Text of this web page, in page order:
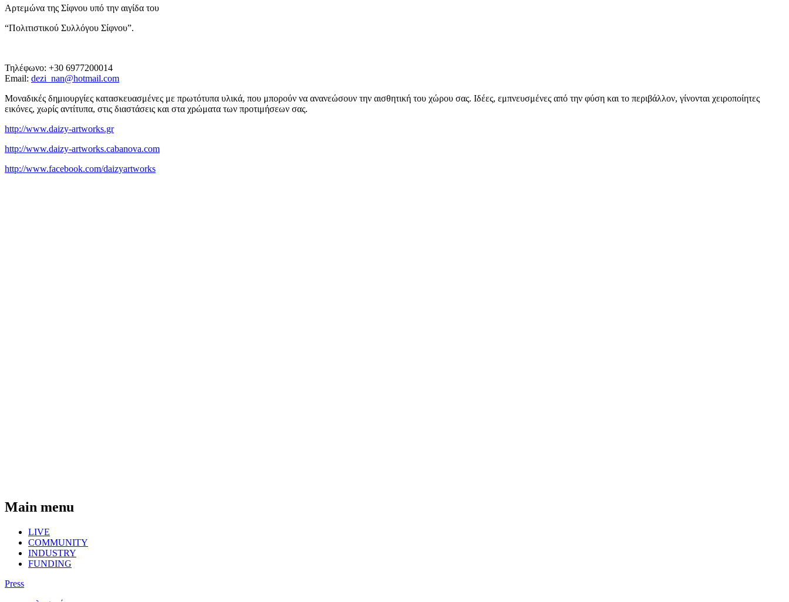
Αρτεμώνα της Σίφνου υπό την αιγίδα του
“Πολιτιστικού Συλλόγου Σίφνου”.
Τηλέφωνο: +30 6977200014
Email: dezi_nan@hotmail.com
Mοναδικές δημιουργίες κατασκευασμένες με πρωτότυπα υλικά, που μπορούν να ανανεώσουν την αισθητική του χώρου σας. Ιδέες, εμπνευσμένες από την φύση και το περιβάλλον, γίνονται χειροποίητες
εικόνες, χωρίς αντίτυπα, στις διαστάσεις και στα χρώματα των προτιμήσεων σας.
http://www.daizy-artworks.gr
http://www.daizy-artworks.cabanova.com
http://www.facebook.com/daizyartworks
Main menu
LIVE
COMMUNITY
INDUSTRY
FUNDING
Press